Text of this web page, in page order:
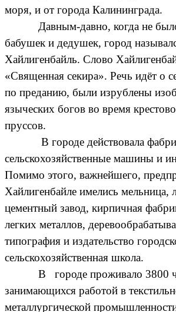
моря, и от города Калининграда.
Давным-давно, когда не
бабушек и дедушек, город
Хайлигенбайль. Слово
«Священная секира». Речь идёт о
по преданию, были изрублены
языческих богов во время
пруссов.
В городе действовала
сельскохозяйственные машины и
Помимо этого, важнейшего,
Хайлигенбайле имелись мельница,
цементный завод, кирпичная
легких металлов,
типография и издательство
сельскохозяйственная школа.
В городе проживало 3800
занимающихся работой в
металлургической